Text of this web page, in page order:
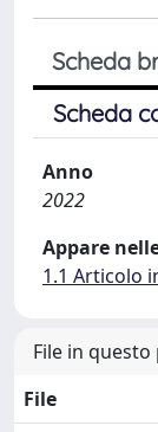
Scheda
Scheda
Anno
2022
Appare
1.1 Articolo
File in
File